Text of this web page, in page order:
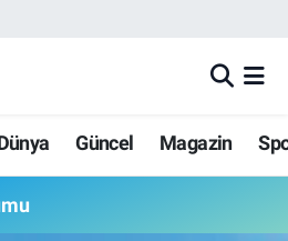
Güncel Magazin